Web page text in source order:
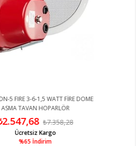
5 FIRE 3-6-1,5 WATT FİRE DOME
TAVAN HOPARLÖR
₺7.358,28
%65İndirim
Ücretsiz Kargo